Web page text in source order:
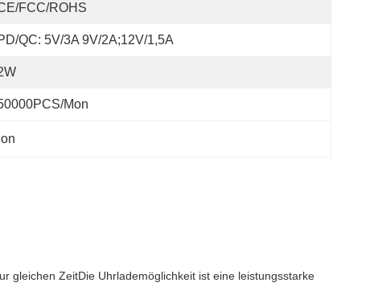
FCC/ROHS
QC: 5V/3A 9V/2A;12V/1,5A
Mon
gleichen ZeitDie Uhrlademöglichkeit ist eine leistungsstarke